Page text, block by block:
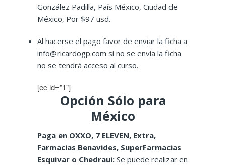
González Padilla, País México, Ciudad de
México, Por $97 usd.
Al hacerse el pago favor de enviar la ficha a
info@ricardogp.com si no se envía la ficha
no se tendrá acceso al curso.
[ec id="1"]
Opción Sólo para
México
Paga en OXXO, 7 ELEVEN, Extra,
Farmacias Benavides, SuperFarmacias
Esquivar o Chedraui: Se puede realizar en